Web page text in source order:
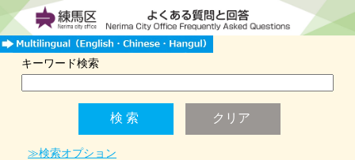
キーワード検索
≫検索オプション